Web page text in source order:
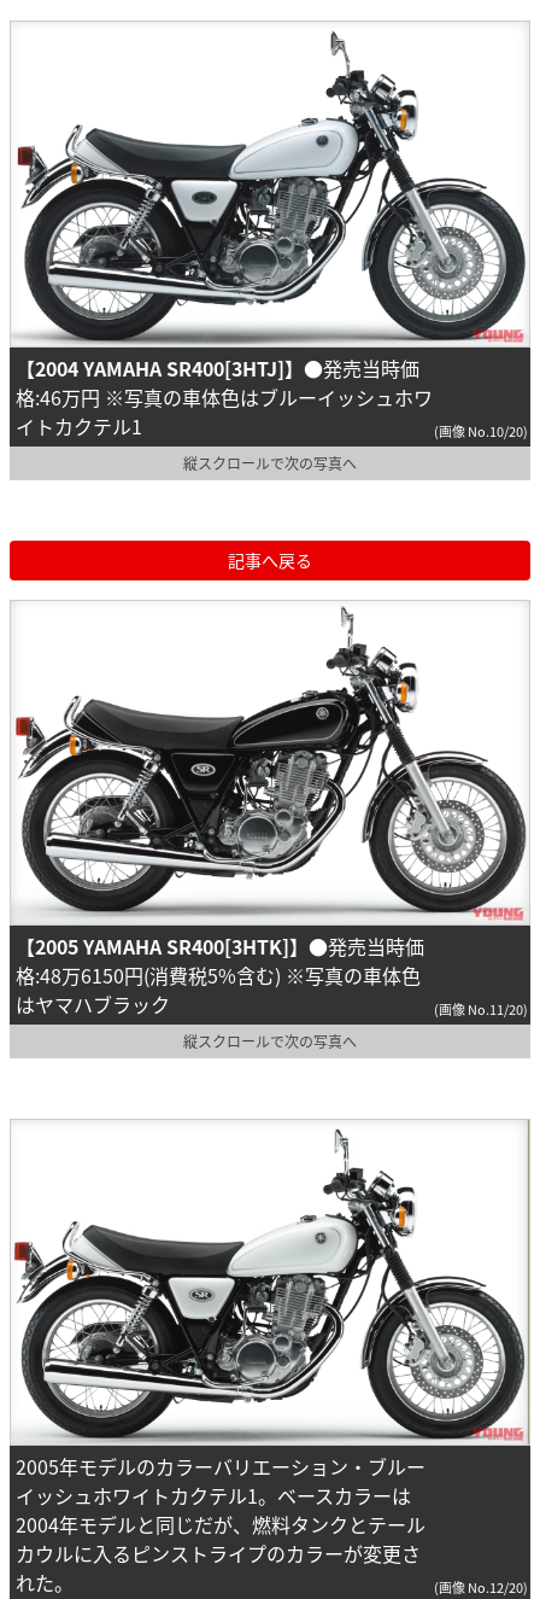
【2004 YAMAHA SR400[3HTJ]】 ●発売当時価
格:46万円 ※写真の車体色はブルーイッシュホワ
イトカクテル1
(画像 No.10/20)
縦スクロールで次の写真へ
記事へ戻る
【2005 YAMAHA SR400[3HTK]】 ●発売当時価
格:48万6150円(消費税5%含む) ※写真の車体色
はヤマハブラック
(画像 No.11/20)
縦スクロールで次の写真へ
2005年モデルのカラーバリエーション・ブルー
イッシュホワイトカクテル1。ベースカラーは
2004年モデルと同じだが、燃料タンクとテール
カウルに入るピンストライプのカラーが変更さ
れた。
(画像 No.12/20)